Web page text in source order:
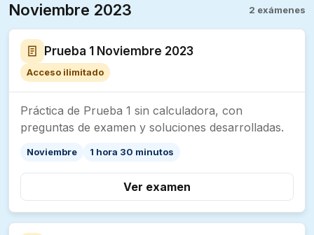
Noviembre 2023 2 exámenes
Prueba 1 Noviembre 2023
Acceso ilimitado
Práctica de Prueba 1 sin calculadora, con
preguntas de examen y soluciones desarrolladas.
Noviembre 1 hora 30 minutos
Ver examen